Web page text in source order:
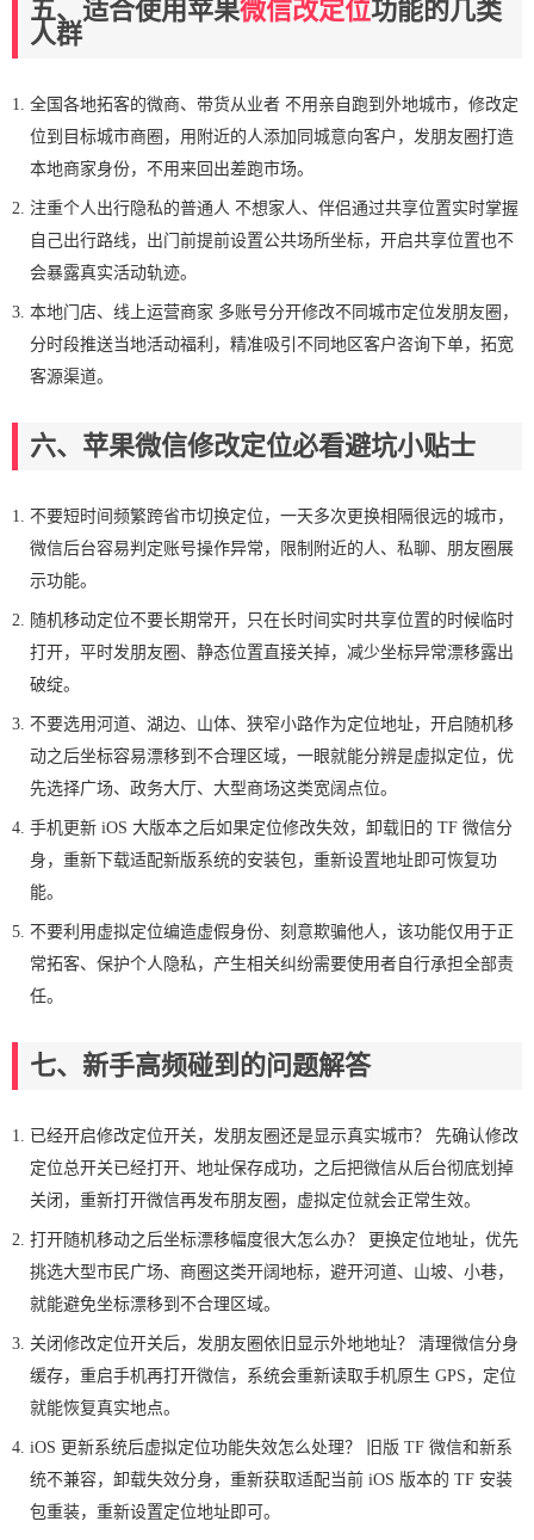
五、适合使用苹果微信改定位功能的几类
人群
全国各地拓客的微商、带货从业者 不用亲自跑到外地城市，修改定
位到目标城市商圈，用附近的人添加同城意向客户，发朋友圈打造
本地商家身份，不用来回出差跑市场。
注重个人出行隐私的普通人 不想家人、伴侣通过共享位置实时掌握
自己出行路线，出门前提前设置公共场所坐标，开启共享位置也不
会暴露真实活动轨迹。
本地门店、线上运营商家 多账号分开修改不同城市定位发朋友圈，
分时段推送当地活动福利，精准吸引不同地区客户咨询下单，拓宽
客源渠道。
六、苹果微信修改定位必看避坑小贴士
不要短时间频繁跨省市切换定位，一天多次更换相隔很远的城市，
微信后台容易判定账号操作异常，限制附近的人、私聊、朋友圈展
示功能。
随机移动定位不要长期常开，只在长时间实时共享位置的时候临时
打开，平时发朋友圈、静态位置直接关掉，减少坐标异常漂移露出
破绽。
不要选用河道、湖边、山体、狭窄小路作为定位地址，开启随机移
动之后坐标容易漂移到不合理区域，一眼就能分辨是虚拟定位，优
先选择广场、政务大厅、大型商场这类宽阔点位。
手机更新 iOS 大版本之后如果定位修改失效，卸载旧的 TF 微信分
身，重新下载适配新版系统的安装包，重新设置地址即可恢复功
能。
不要利用虚拟定位编造虚假身份、刻意欺骗他人，该功能仅用于正
常拓客、保护个人隐私，产生相关纠纷需要使用者自行承担全部责
任。
七、新手高频碰到的问题解答
已经开启修改定位开关，发朋友圈还是显示真实城市？ 先确认修改
定位总开关已经打开、地址保存成功，之后把微信从后台彻底划掉
关闭，重新打开微信再发布朋友圈，虚拟定位就会正常生效。
打开随机移动之后坐标漂移幅度很大怎么办？ 更换定位地址，优先
挑选大型市民广场、商圈这类开阔地标，避开河道、山坡、小巷，
就能避免坐标漂移到不合理区域。
关闭修改定位开关后，发朋友圈依旧显示外地地址？ 清理微信分身
缓存，重启手机再打开微信，系统会重新读取手机原生 GPS，定位
就能恢复真实地点。
iOS 更新系统后虚拟定位功能失效怎么处理？ 旧版 TF 微信和新系
统不兼容，卸载失效分身，重新获取适配当前 iOS 版本的 TF 安装
包重装，重新设置定位地址即可。